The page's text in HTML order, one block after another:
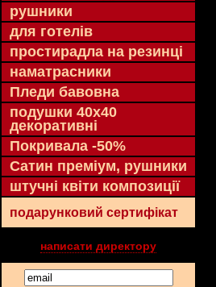
рушники
для готелів
простирадла на резинці
наматрасники
Пледи бавовна
подушки 40х40
декоративні
Покривала -50%
Сатин преміум, рушники
штучні квіти композиції
подарунковий сертифікат
написати директору